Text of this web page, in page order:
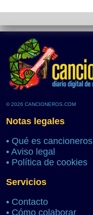
© 2026 CANCIONEROS.COM
Notas legales
• Qué es cancioneros
• Aviso legal
• Política de cookies
Servicios
• Contacto
• Cómo colaborar